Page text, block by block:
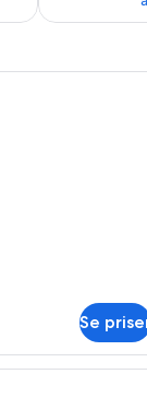
Frette-laken og
Se
Frette-laken og